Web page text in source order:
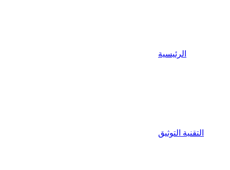
الرئيسية
التقنية التوثيق